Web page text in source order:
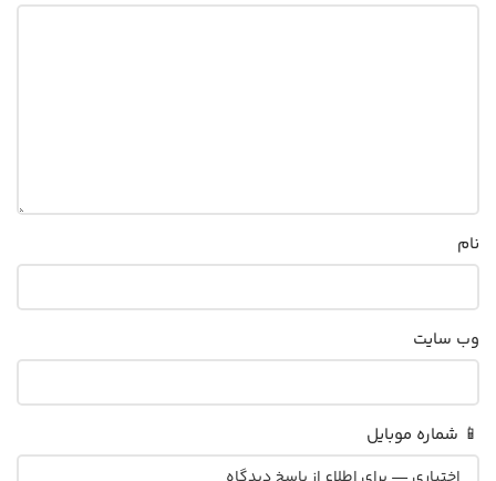
نام
وب‌ سایت
📱 شماره موبایل